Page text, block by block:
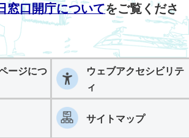
窓口開庁についてをご覧くださ
ージにつ
ウェブアクセシビリテ
ィ
サイトマップ